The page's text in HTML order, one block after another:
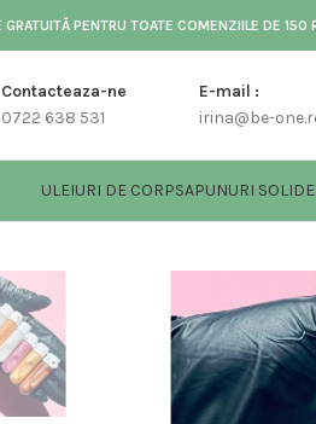
GRATUITĂ PENTRU TOATE COMENZIILE DE 150
Contacteaza-ne
0722 638 531
E-mail :
irina@be-
ULEIURI DE CORPSAPUNURI SOLIDE